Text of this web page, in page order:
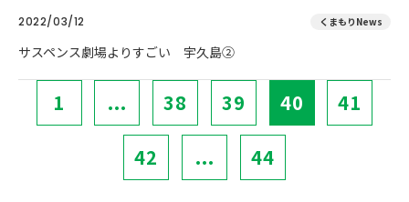
2022/03/12 くまもりNews
サスペンス劇場よりすごい 宇久島②
1 ... 38 39 40 41
42 ... 44